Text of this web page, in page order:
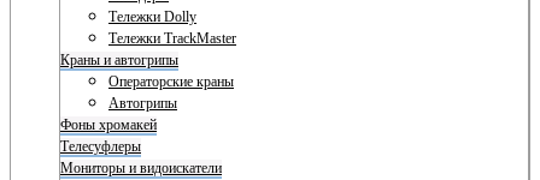
Тележки Dolly
Тележки TrackMaster
Краны и автогрипы
Операторские краны
Автогрипы
Фоны хромакей
Телесуфлеры
Мониторы и видоискатели